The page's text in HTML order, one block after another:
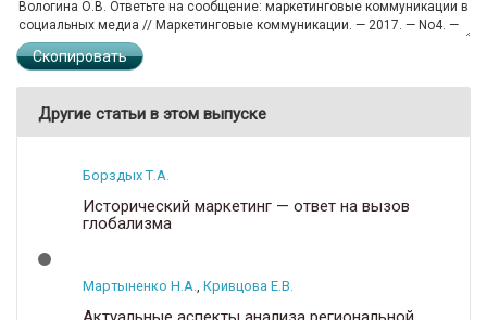
Скопировать
Другие статьи в этом выпуске
Борздых Т.А.
Исторический маркетинг — ответ на вызов
глобализма
Мартыненко Н.А. Кривцова Е.В.